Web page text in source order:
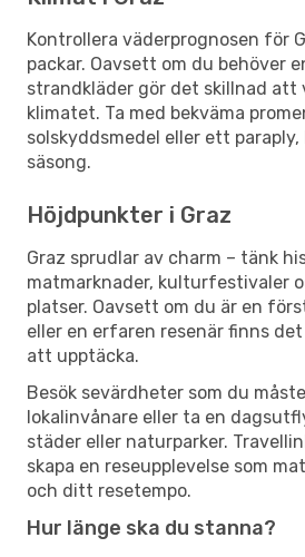
Kontrollera väderprognosen för
packar. Oavsett om du behöver
strandkläder gör det skillnad att
klimatet. Ta med bekväma
solskyddsmedel eller ett paraply,
säsong.
Höjdpunkter i Graz
Graz sprudlar av charm – tänk
matmarknader, kulturfestivaler
platser. Oavsett om du är en
eller en erfaren resenär finns
att upptäcka.
Besök sevärdheter som du
lokalinvånare eller ta en
städer eller naturparker.
skapa en reseupplevelse som
och ditt resetempo.
Hur länge ska du stanna?